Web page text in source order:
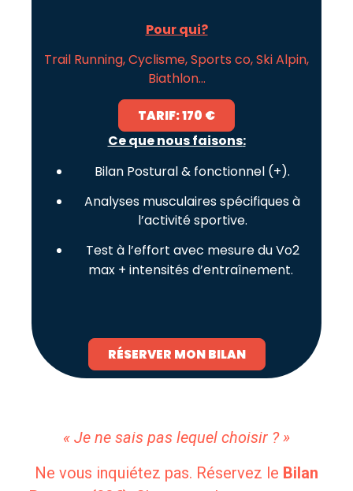
Pour qui?
Trail Running, Cyclisme, Sports co, Ski Alpin,
Biathlon…
TARIF: 170 €
Ce que nous faisons:
Bilan Postural & fonctionnel (+).
Analyses musculaires spécifiques à
l’activité sportive.
Test à l’effort avec mesure du Vo2
max + intensités d’entraînement.
RÉSERVER MON BILAN
« Je ne sais pas lequel choisir ? »
Ne vous inquiétez pas. Réservez le Bilan